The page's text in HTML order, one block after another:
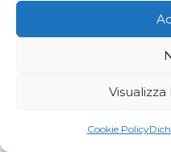
Cookie Policy